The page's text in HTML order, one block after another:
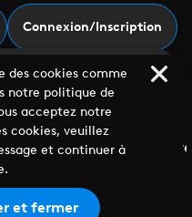
Connexion/Inscription
CollaborationsLabels Genre
des cookies comme
notre politique de
acceptez notre
cookies, veuillez
et continuer à
et fermer